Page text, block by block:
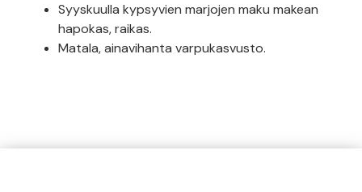
Syyskuulla kypsyvien marjojen maku makean
hapokas, raikas.
Matala, ainavihanta varpukasvusto.